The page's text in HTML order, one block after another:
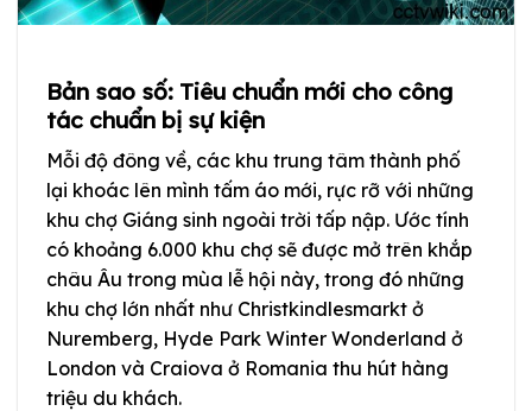
Bản sao số: Tiêu chuẩn mới cho công
tác chuẩn bị sự kiện
Mỗi độ đông về, các khu trung tâm thành phố
lại khoác lên mình tấm áo mới, rực rỡ với những
khu chợ Giáng sinh ngoài trời tấp nập. Ước tính
có khoảng 6.000 khu chợ sẽ được mở trên khắp
châu Âu trong mùa lễ hội này, trong đó những
khu chợ lớn nhất như Christkindlesmarkt ở
Nuremberg, Hyde Park Winter Wonderland ở
London và Craiova ở Romania thu hút hàng
triệu du khách.